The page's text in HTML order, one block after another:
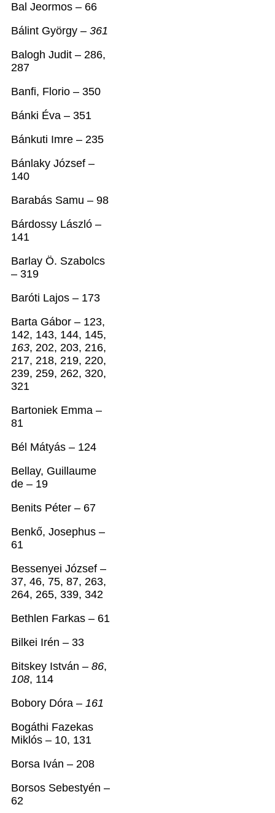
Bal Jeormos – 66
Bálint György – 361
Balogh Judit – 286,
287
Banfi, Florio – 350
Bánki Éva – 351
Bánkuti Imre – 235
Bánlaky József –
140
Barabás Samu – 98
Bárdossy László –
141
Barlay Ö. Szabolcs
– 319
Baróti Lajos – 173
Barta Gábor – 123,
142, 143, 144, 145,
163, 202, 203, 216,
217, 218, 219, 220,
239, 259, 262, 320,
321
Bartoniek Emma –
81
Bél Mátyás – 124
Bellay, Guillaume
de – 19
Benits Péter – 67
Benkő, Josephus –
61
Bessenyei József –
37, 46, 75, 87, 263,
264, 265, 339, 342
Bethlen Farkas – 61
Bilkei Irén – 33
Bitskey István – 86,
108, 114
Bobory Dóra – 161
Bogáthi Fazekas
Miklós – 10, 131
Borsa Iván – 208
Borsos Sebestyén –
62